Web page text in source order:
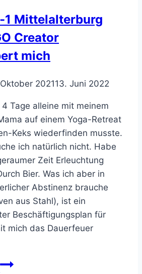
1 Mittelalterburg
Creator
mich
202113. Juni 2022
Tage alleine mit meinem
auf einem Yoga-Retreat
Keks wiederfinden musste.
ich natürlich nicht. Habe
Zeit Erleuchtung
Bier. Was ich aber in
Abstinenz brauche
aus Stahl), ist ein
Beschäftigungsplan für
mich das Dauerfeuer
Die